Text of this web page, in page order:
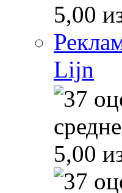
Lijn